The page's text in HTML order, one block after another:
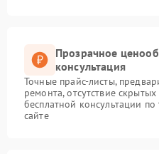
Прозрачное
консультация
Точные прайс-листы,
ремонта, отсутствие
бесплатной консультации
сайте